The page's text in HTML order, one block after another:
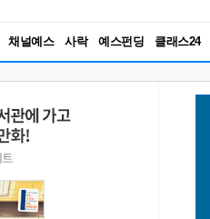
채널예스 사락 예스펀딩 클래스24